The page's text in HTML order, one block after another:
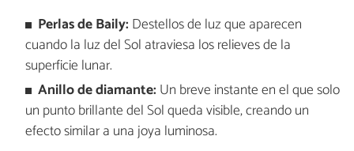
Perlas de Baily: Destellos de luz que aparecen
cuando la luz del Sol atraviesa los relieves de la
superficie lunar.
Anillo de diamante: Un breve instante en el que solo
un punto brillante del Sol queda visible, creando un
efecto similar a una joya luminosa.